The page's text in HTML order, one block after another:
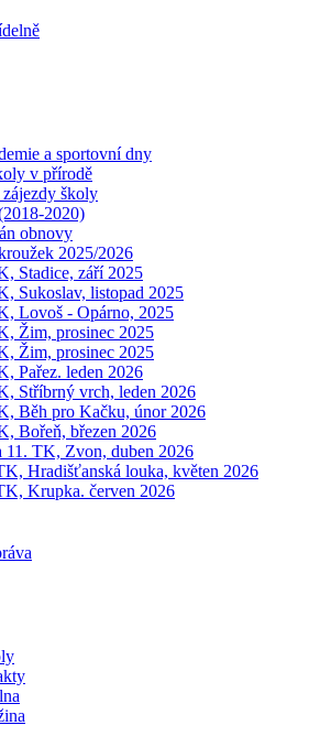
a sportovní dny
v přírodě
školy
2020)
obnovy
2025/2026
Stadice, září 2025
Sukoslav, listopad 2025
Lovoš - Opárno, 2025
Žim, prosinec 2025
Žim, prosinec 2025
Pařez. leden 2026
Stříbrný vrch, leden 2026
Běh pro Kačku, únor 2026
Bořeň, březen 2026
11. TK, Zvon, duben 2026
Hradišťanská louka, květen 2026
Krupka. červen 2026